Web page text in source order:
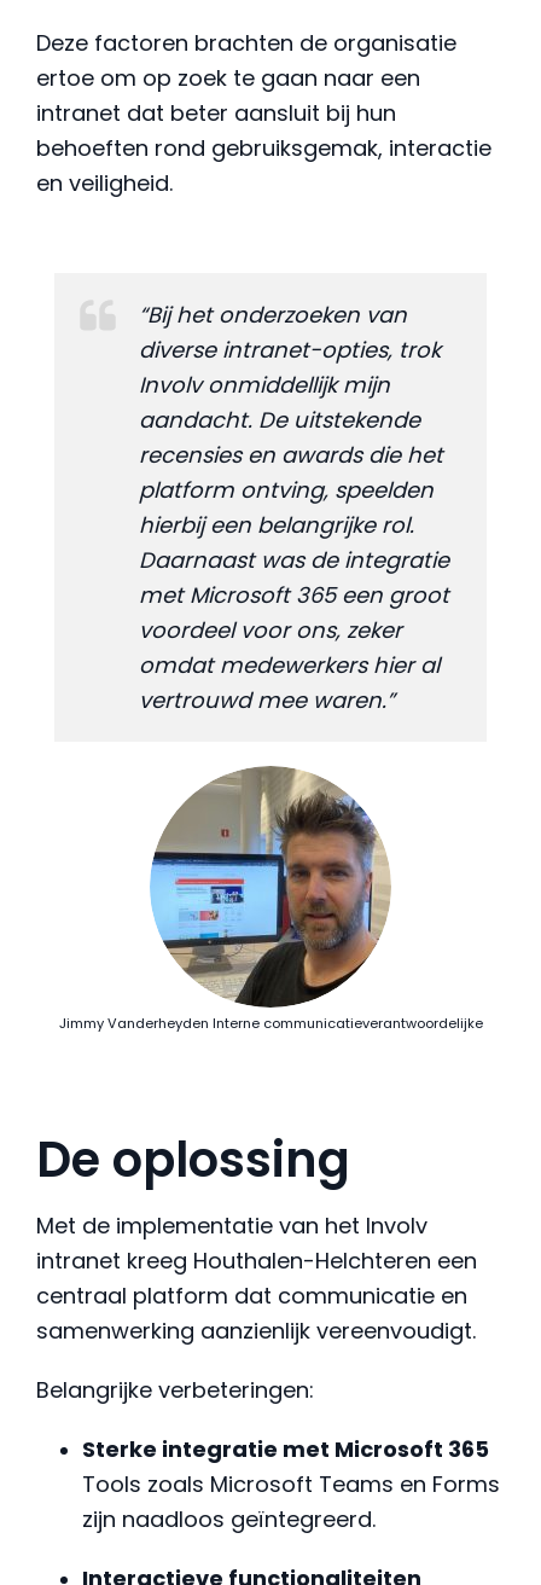
Deze factoren brachten de organisatie
ertoe om op zoek te gaan naar een
intranet dat beter aansluit bij hun
behoeften rond gebruiksgemak, interactie
en veiligheid.
“Bij het onderzoeken van
diverse intranet-opties, trok
Involv onmiddellijk mijn
aandacht. De uitstekende
recensies en awards die het
platform ontving, speelden
hierbij een belangrijke rol.
Daarnaast was de integratie
met Microsoft 365 een groot
voordeel voor ons, zeker
omdat medewerkers hier al
vertrouwd mee waren.”
Jimmy Vanderheyden Interne communicatieverantwoordelijke
De oplossing
Met de implementatie van het Involv
intranet kreeg Houthalen-Helchteren een
centraal platform dat communicatie en
samenwerking aanzienlijk vereenvoudigt.
Belangrijke verbeteringen:
Sterke integratie met Microsoft 365
Tools zoals Microsoft Teams en Forms
zijn naadloos geïntegreerd.
Interactieve functionaliteiten